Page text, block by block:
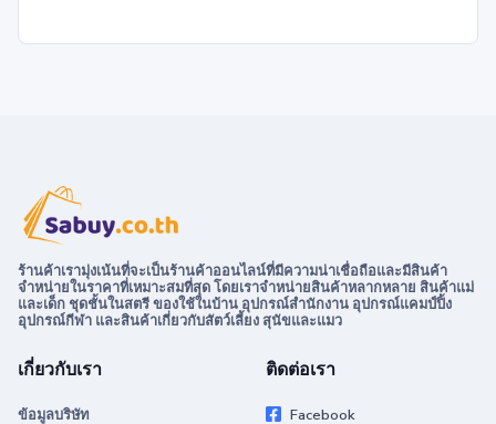
ร้านค้าเรามุ่งเน้นที่จะเป็นร้านค้าออนไลน์ที่มีความน่าเชื่อถือและมีสินค้า
จำหน่ายในราคาที่เหมาะสมที่สุด โดยเราจำหน่ายสินค้าหลากหลาย สินค้าแม่
และเด็ก ชุดชั้นในสตรี ของใช้ในบ้าน อุปกรณ์สำนักงาน อุปกรณ์แคมป์ปิ้ง
อุปกรณ์กีฬา และสินค้าเกี่ยวกับสัตว์เลี้ยง สุนัขและแมว
เกี่ยวกับเรา
ข้อมูลบริษัท
ติดต่อเรา
Facebook